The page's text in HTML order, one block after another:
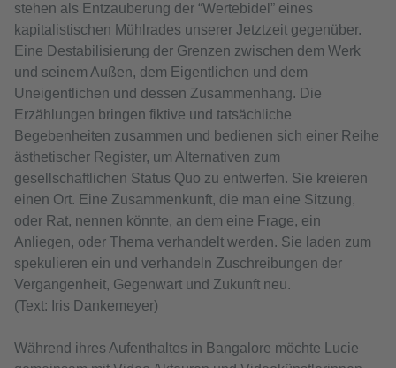
stehen als Entzauberung der “Wertebidel” eines
kapitalistischen Mühlrades unserer Jetztzeit gegenüber.
Eine Destabilisierung der Grenzen zwischen dem Werk
und seinem Außen, dem Eigentlichen und dem
Uneigentlichen und dessen Zusammenhang. Die
Erzählungen bringen fiktive und tatsächliche
Begebenheiten zusammen und bedienen sich einer Reihe
ästhetischer Register, um Alternativen zum
gesellschaftlichen Status Quo zu entwerfen. Sie kreieren
einen Ort. Eine Zusammenkunft, die man eine Sitzung,
oder Rat, nennen könnte, an dem eine Frage, ein
Anliegen, oder Thema verhandelt werden. Sie laden zum
spekulieren ein und verhandeln Zuschreibungen der
Vergangenheit, Gegenwart und Zukunft neu.
(Text: Iris Dankemeyer)
Während ihres Aufenthaltes in Bangalore möchte Lucie